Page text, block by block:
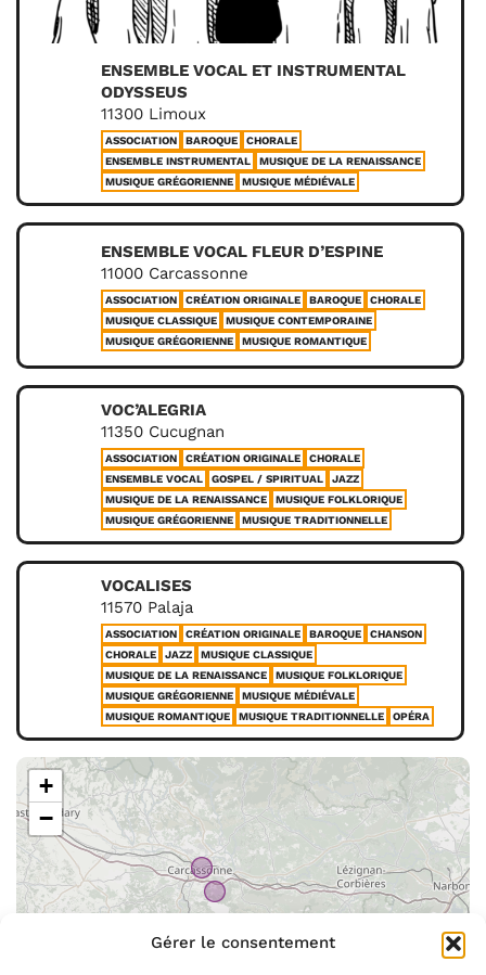
Gérer le consentement
ENSEMBLE VOCAL ET INSTRUMENTAL
ODYSSEUS
11300 Limoux
ASSOCIATION BAROQUE
CHORALE
ENSEMBLE INSTRUMENTAL
MUSIQUE DE LA RENAISSANCE
MUSIQUE GRÉGORIENNE
MUSIQUE MÉDIÉVALE
ENSEMBLE VOCAL FLEUR D’ESPINE
11000 Carcassonne
ASSOCIATION CRÉATION ORIGINALE BAROQUE
CHORALE
MUSIQUE CLASSIQUE
MUSIQUE CONTEMPORAINE
MUSIQUE GRÉGORIENNE
MUSIQUE ROMANTIQUE
VOC’ALEGRIA
11350 Cucugnan
ASSOCIATION CRÉATION ORIGINALE
CHORALE
ENSEMBLE VOCAL
GOSPEL / SPIRITUAL
JAZZ
MUSIQUE DE LA RENAISSANCE
MUSIQUE FOLKLORIQUE
MUSIQUE GRÉGORIENNE
MUSIQUE TRADITIONNELLE
VOCALISES
11570 Palaja
ASSOCIATION CRÉATION ORIGINALE BAROQUE
CHANSON
CHORALE
JAZZ
MUSIQUE CLASSIQUE
MUSIQUE DE LA RENAISSANCE
MUSIQUE FOLKLORIQUE
MUSIQUE GRÉGORIENNE
MUSIQUE MÉDIÉVALE
MUSIQUE ROMANTIQUE
MUSIQUE TRADITIONNELLE OPÉRA
+
−